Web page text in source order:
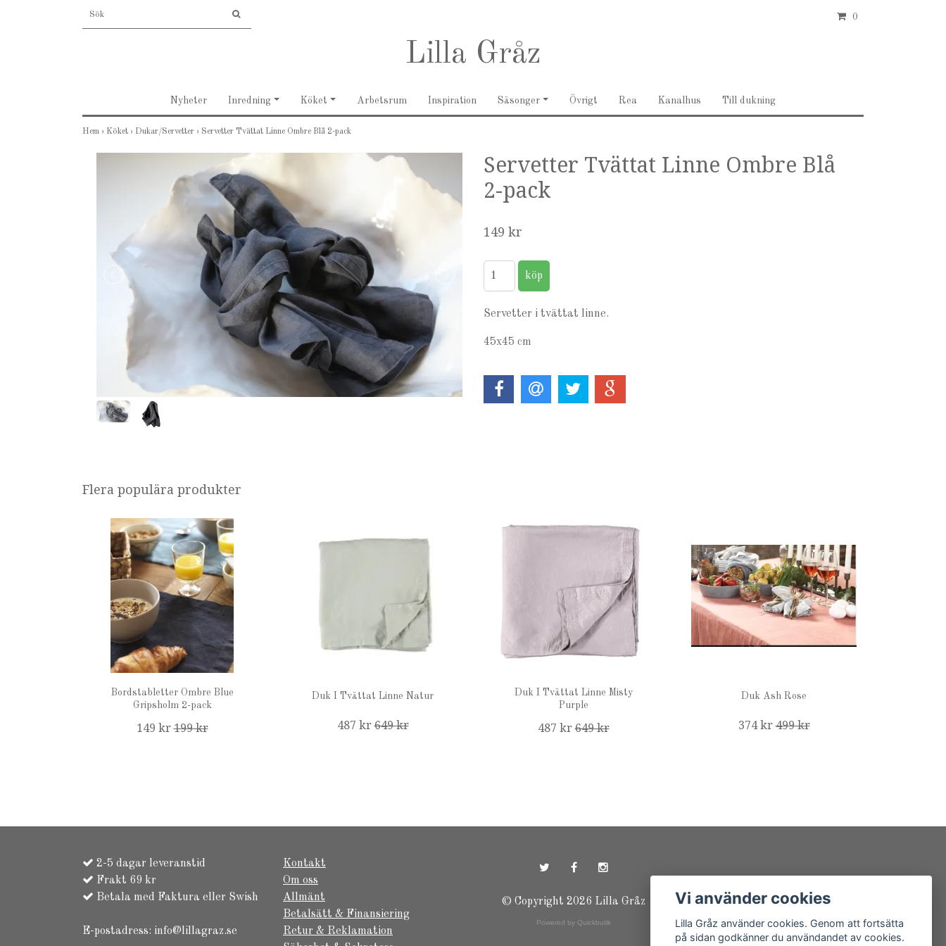
0
Lilla Gråz
Nyheter Inredning Köket Arbetsrum Inspiration Säsonger Övrigt Rea Kanalhus Till dukning
Hem › Köket › Dukar/Servetter › Servetter Tvättat Linne Ombre Blå 2-pack
Servetter Tvättat Linne Ombre Blå
2-pack
149 kr
Servetter i tvättat linne.
45x45 cm
Flera populära produkter
Bordstabletter Ombre Blue
Gripsholm 2-pack
149 kr199 kr
Duk I Tvättat Linne Natur
487 kr649 kr
Duk I Tvättat Linne Misty
Purple
487 kr649 kr
Duk Ash Rose
374 kr499 kr
2-5 dagar leveranstid
Frakt 69 kr
Betala med Faktura eller Swish
E-postadress: info@lillagraz.se
Kontakt
Om oss
Allmänt
Betalsätt & Finansiering
Retur & Reklamation
© Copyright 2026 Lilla Gråz
Powered by Quickbutik
Vi använder cookies
Lilla Gråz använder cookies. Genom att fortsätta
på sidan godkänner du användandet av cookies.